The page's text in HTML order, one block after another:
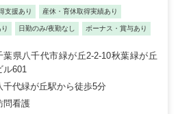
支援あり 産休・育休取得実績あり
日勤のみ/夜勤なし ボーナス・賞与あり
葉県八千代市緑が丘2-2-10秋葉緑が丘
ル601
千代緑が丘駅から徒歩5分
問看護